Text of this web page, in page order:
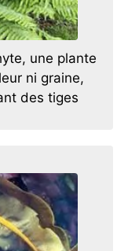
une plante
ni graine,
des tiges